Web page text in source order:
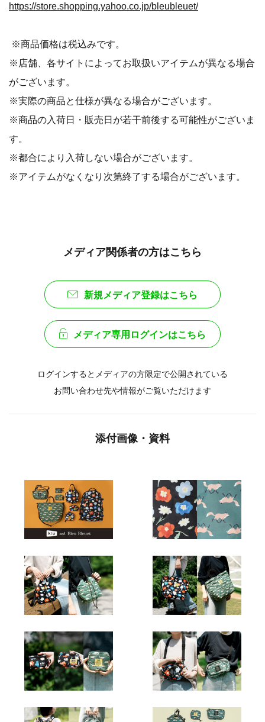
https://store.shopping.yahoo.co.jp/bleubleuet/
※商品価格は税込みです。
※店舗、各サイトによってお取扱いアイテムが異なる場合
がございます。
※実際の商品と仕様が異なる場合がございます。
※商品の入荷日・販売日が若干前後する可能性がございま
す。
※都合により入荷しない場合がございます。
※アイテムがなくなり次第終了する場合がございます。
メディア関係者の方はこちら
新規メディア登録はこちら
メディア専用ログインはこちら
ログインするとメディアの方限定で公開されている
お問い合わせ先や情報がご覧いただけます
添付画像・資料